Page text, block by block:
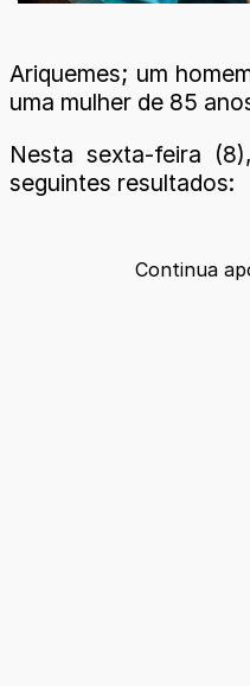
Ariquemes; um
uma mulher de 85
Nesta sexta-feira
seguintes resultados:
Continua